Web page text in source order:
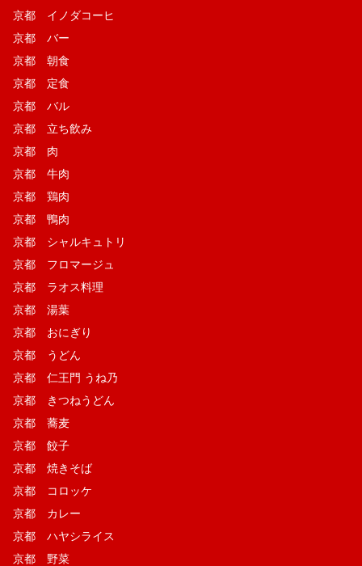
京都 イノダコーヒ
京都 バー
京都 朝食
京都 定食
京都 バル
京都 立ち飲み
京都 肉
京都 牛肉
京都 鶏肉
京都 鴨肉
京都 シャルキュトリ
京都 フロマージュ
京都 ラオス料理
京都 湯葉
京都 おにぎり
京都 うどん
京都 仁王門 うね乃
京都 きつねうどん
京都 蕎麦
京都 餃子
京都 焼きそば
京都 コロッケ
京都 カレー
京都 ハヤシライス
京都 野菜